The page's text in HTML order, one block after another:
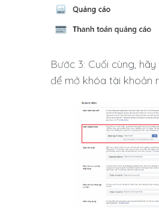
Bước 3: Cuối cùng, hãy
để mở khóa tài khoản